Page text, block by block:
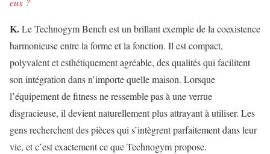
K.Le Technogym Bench est un brillant exemple de la coexistence
harmonieuse entre la forme et la fonction. Il est compact,
polyvalent et esthétiquement agréable, des qualités qui facilitent
son intégration dans n’importe quelle maison. Lorsque
l’équipement de fitness ne ressemble pas à une verrue
disgracieuse, il devient naturellement plus attrayant à utiliser. Les
gens recherchent des pièces qui s’intègrent parfaitement dans leur
vie, et c’est exactement ce que Technogym propose.